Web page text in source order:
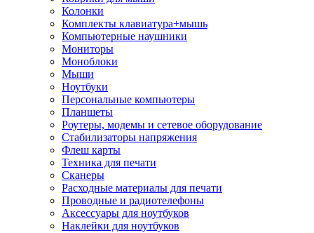
Колонки
Комплекты клавиатура+мышь
Компьютерные наушники
Мониторы
Моноблоки
Мыши
Ноутбуки
Персональные компьютеры
Планшеты
Роутеры, модемы и сетевое оборудование
Стабилизаторы напряжения
Флеш карты
Техника для печати
Сканеры
Расходные материалы для печати
Проводные и радиотелефоны
Аксессуары для ноутбуков
Наклейки для ноутбуков